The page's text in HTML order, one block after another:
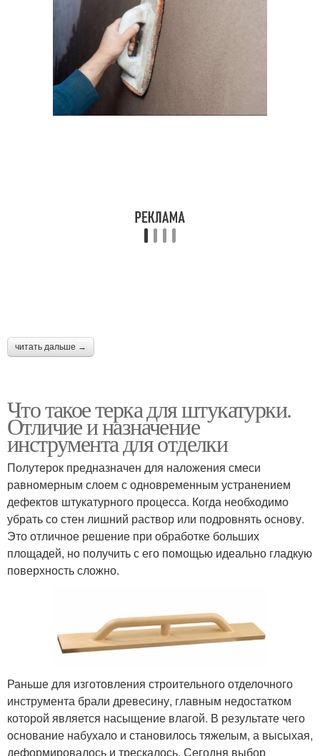
читать дальше →
Что такое терка для штукатурки.
Отличие и назначение
инструмента для отделки
Полутерок предназначен для наложения смеси
равномерным слоем с одновременным устранением
дефектов штукатурного процесса. Когда необходимо
убрать со стен лишний раствор или подровнять основу.
Это отличное решение при обработке больших
площадей, но получить с его помощью идеально гладкую
поверхность сложно.
Раньше для изготовления строительного отделочного
инструмента брали древесину, главным недостатком
которой является насыщение влагой. В результате чего
основание набухало и становилось тяжелым, а высыхая,
деформировалось и трескалось. Сегодня выбор